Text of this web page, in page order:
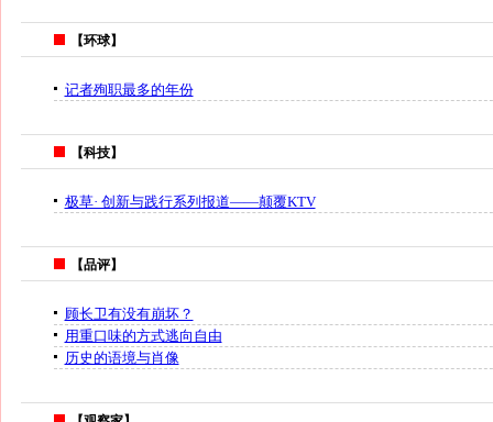
【环球】
记者殉职最多的年份
【科技】
极草· 创新与践行系列报道——颠覆KTV
【品评】
顾长卫有没有崩坏？
用重口味的方式逃向自由
历史的语境与肖像